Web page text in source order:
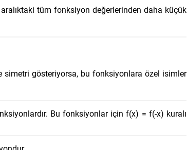
tüm fonksiyon değerlerinden daha küçük
gösteriyorsa, bu fonksiyonlara özel isimler
Bu fonksiyonlar için f(x) = f(-x) kuralı